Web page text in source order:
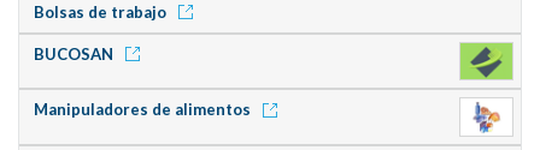
Bolsas de trabajo
BUCOSAN
Manipuladores de alimentos